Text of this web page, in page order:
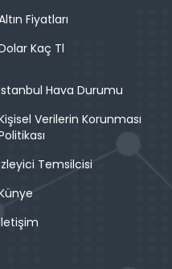
Fiyatları
Kaç Tl
Hava Durumu
Verilerin Korunması
Temsilcisi